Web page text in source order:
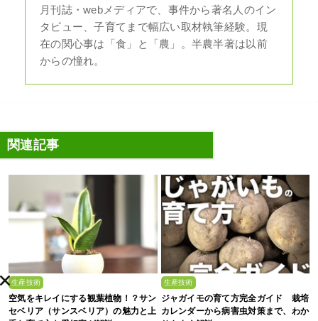
月刊誌・webメディアで、事件から著名人のイン
タビュー、子育てまで幅広い取材執筆経験。現
在の関心事は「食」と「農」。半農半著は以前
からの憧れ。
関連記事
生産技術
空気をキレイにする観葉植物！？サン
セベリア（サンスベリア）の魅力と上
生産技術
ジャガイモの育て方完全ガイド 栽培
カレンダーから病害虫対策まで、わか